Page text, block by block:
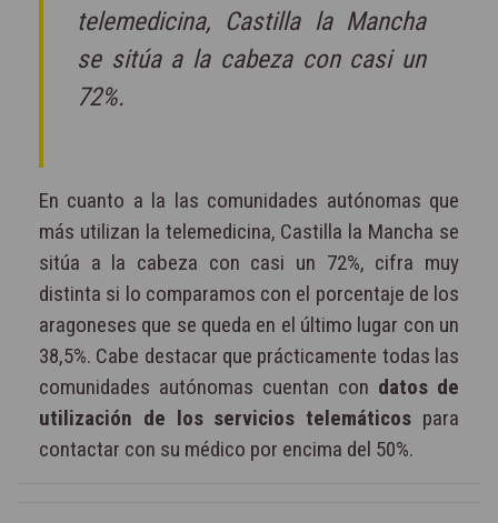
telemedicina, Castilla la Mancha
se sitúa a la cabeza con casi un
72%.
En cuanto a la las comunidades autónomas que
más utilizan la telemedicina, Castilla la Mancha se
sitúa a la cabeza con casi un 72%, cifra muy
distinta si lo comparamos con el porcentaje de los
aragoneses que se queda en el último lugar con un
38,5%. Cabe destacar que prácticamente todas las
comunidades autónomas cuentan con datos de
utilización de los servicios telemáticos para
contactar con su médico por encima del 50%.